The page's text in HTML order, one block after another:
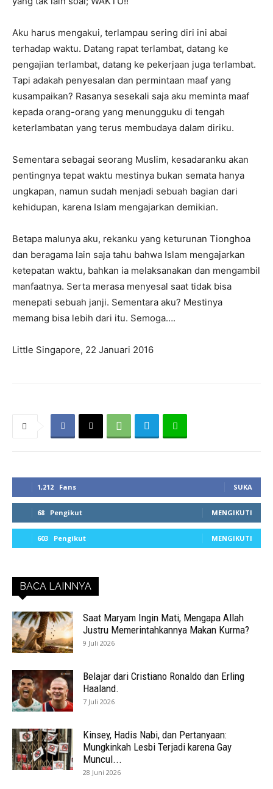
Aku harus mengakui, terlampau sering diri ini abai
terhadap waktu. Datang rapat terlambat, datang ke
pengajian terlambat, datang ke pekerjaan juga terlambat.
Tapi adakah penyesalan dan permintaan maaf yang
kusampaikan? Rasanya sesekali saja aku meminta maaf
kepada orang-orang yang menungguku di tengah
keterlambatan yang terus membudaya dalam diriku.
Sementara sebagai seorang Muslim, kesadaranku akan
pentingnya tepat waktu mestinya bukan semata hanya
ungkapan, namun sudah menjadi sebuah bagian dari
kehidupan, karena Islam mengajarkan demikian.
Betapa malunya aku, rekanku yang keturunan Tionghoa
dan beragama lain saja tahu bahwa Islam mengajarkan
ketepatan waktu, bahkan ia melaksanakan dan mengambil
manfaatnya. Serta merasa menyesal saat tidak bisa
menepati sebuah janji. Sementara aku? Mestinya
memang bisa lebih dari itu. Semoga….
Little Singapore, 22 Januari 2016
1,212 Fans SUKA
68 Pengikut MENGIKUTI
603 Pengikut MENGIKUTI
BACA LAINNYA
Saat Maryam Ingin Mati, Mengapa Allah
Justru Memerintahkannya Makan Kurma?
9 Juli 2026
Belajar dari Cristiano Ronaldo dan Erling
Haaland.
7 Juli 2026
Kinsey, Hadis Nabi, dan Pertanyaan:
Mungkinkah Lesbi Terjadi karena Gay
Muncul...
28 Juni 2026